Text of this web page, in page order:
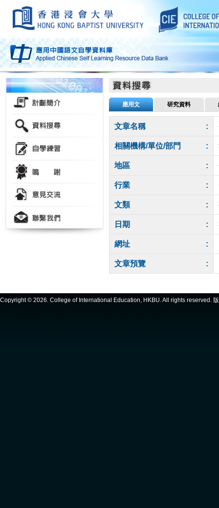
應用文 研究資料
文章名稱 :
相關機構/單位/部門 :
地區 :
行業 :
文類 :
日期 :
網址 :
文章預覽 :
Copyright © 2026. College of International Education, HKBU. All rights reserved.